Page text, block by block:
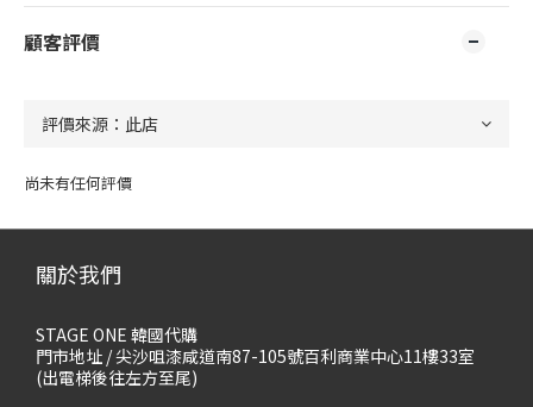
顧客評價
尚未有任何評價
關於我們
STAGE ONE 韓國代購
門市地址 / 尖沙咀漆咸道南87-105號百利商業中心11樓33室
(出電梯後往左方至尾)